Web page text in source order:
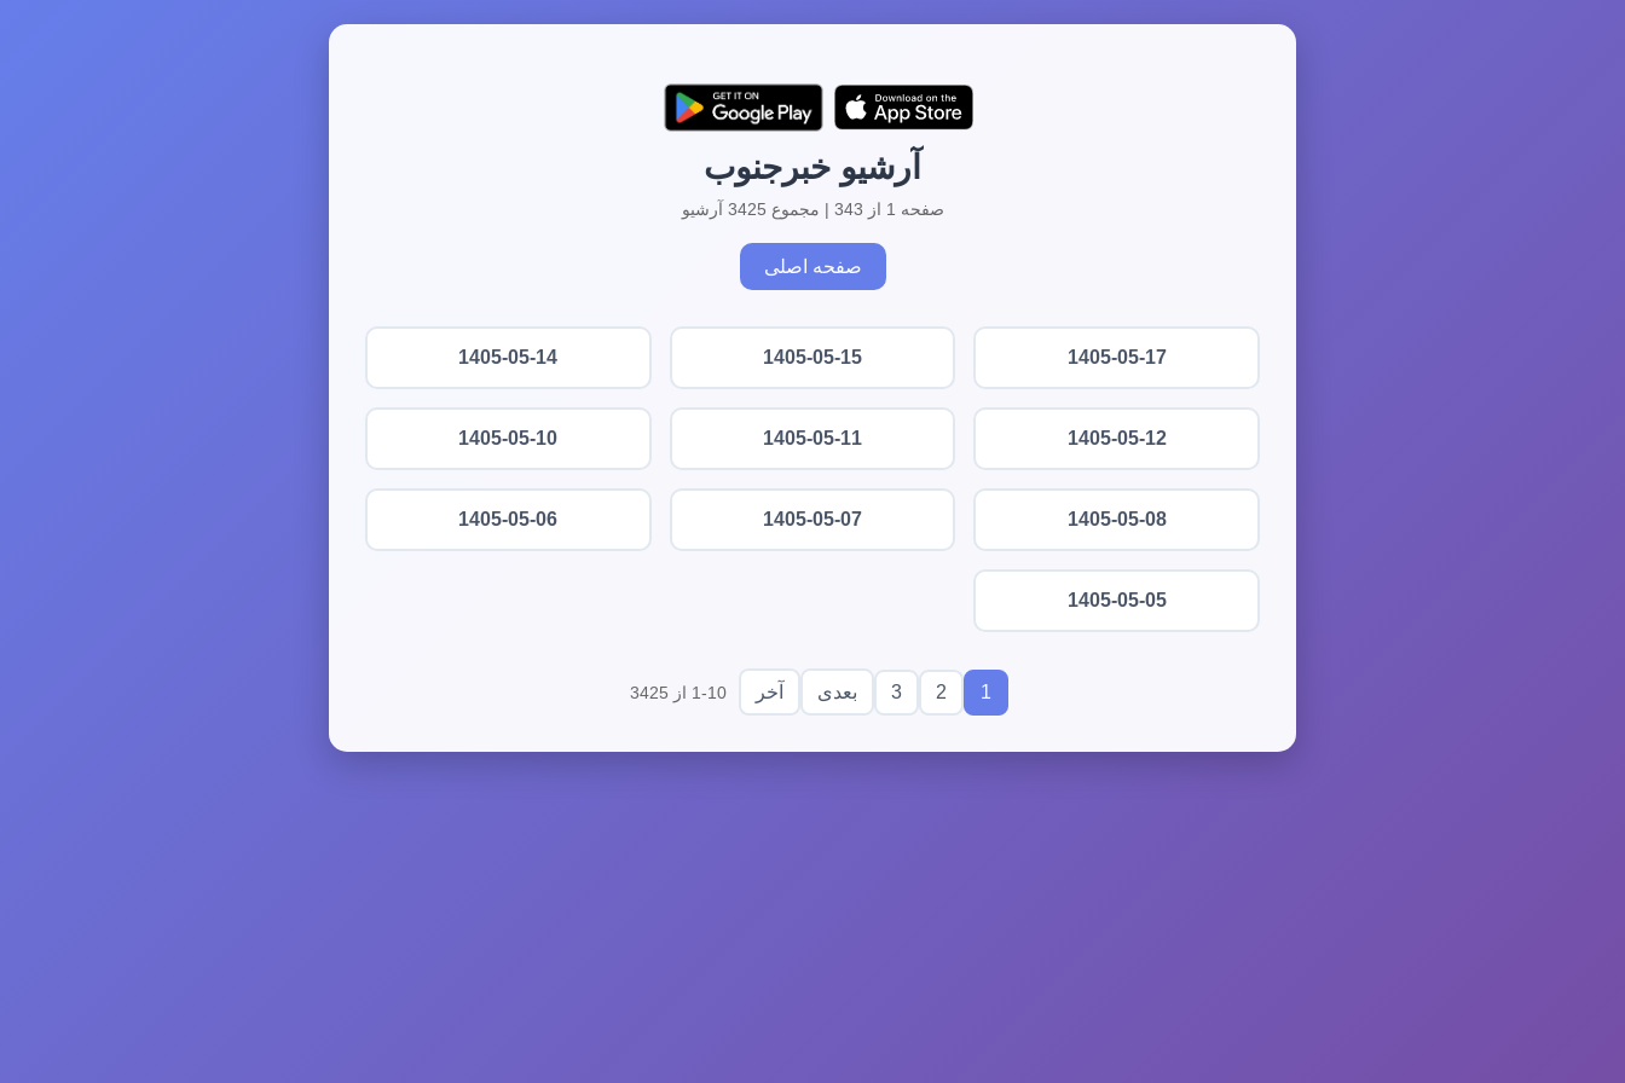
آرشیو خبرجنوب
صفحه 1 از 343 | مجموع 3425 آرشیو
صفحه اصلی
1405-05-17
1405-05-15
1405-05-14
1405-05-12
1405-05-11
1405-05-10
1405-05-08
1405-05-07
1405-05-06
1405-05-05
1
2
3 بعدی آخر 1-10 از 3425